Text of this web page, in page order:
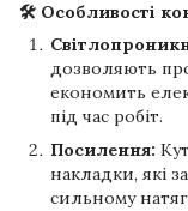
🛠 Особливості
дозволяють
економить
під час робіт.
Посилення:
накладки, які
сильному